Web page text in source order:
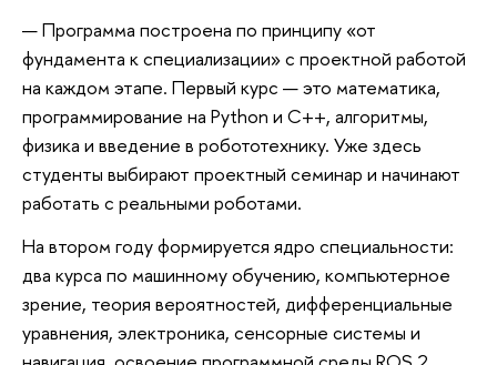
— Программа построена по принципу «от
фундамента к специализации» с проектной работой
на каждом этапе. Первый курс — это математика,
программирование на Python и C++, алгоритмы,
физика и введение в робототехнику. Уже здесь
студенты выбирают проектный семинар и начинают
работать с реальными роботами.
На втором году формируется ядро специальности:
два курса по машинному обучению, компьютерное
зрение, теория вероятностей, дифференциальные
уравнения, электроника, сенсорные системы и